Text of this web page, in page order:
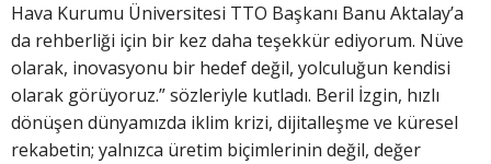
Hava Kurumu Üniversitesi TTO Başkanı Banu Aktalay’a
da rehberliği için bir kez daha teşekkür ediyorum. Nüve
olarak, inovasyonu bir hedef değil, yolculuğun kendisi
olarak görüyoruz.” sözleriyle kutladı. Beril İzgin, hızlı
dönüşen dünyamızda iklim krizi, dijitalleşme ve küresel
rekabetin; yalnızca üretim biçimlerinin değil, değer